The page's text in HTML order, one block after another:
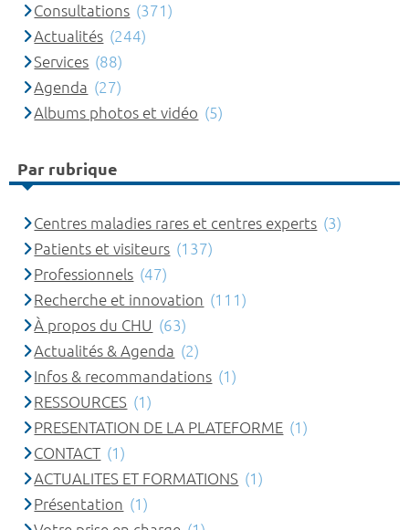
Consultations (371)
Actualités (244)
Services (88)
Agenda (27)
Albums photos et vidéo (5)
Par rubrique
Centres maladies rares et centres experts (3)
Patients et visiteurs (137)
Professionnels (47)
Recherche et innovation (111)
À propos du CHU (63)
Actualités & Agenda (2)
Infos & recommandations (1)
RESSOURCES (1)
PRESENTATION DE LA PLATEFORME (1)
CONTACT (1)
ACTUALITES ET FORMATIONS (1)
Présentation (1)